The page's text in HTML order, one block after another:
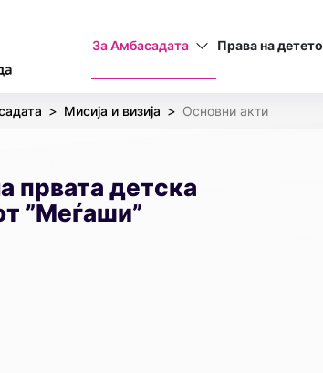
За Амбасадата Права на детето
Мисија и визија Основни акти
првата детска
”Меѓаши”